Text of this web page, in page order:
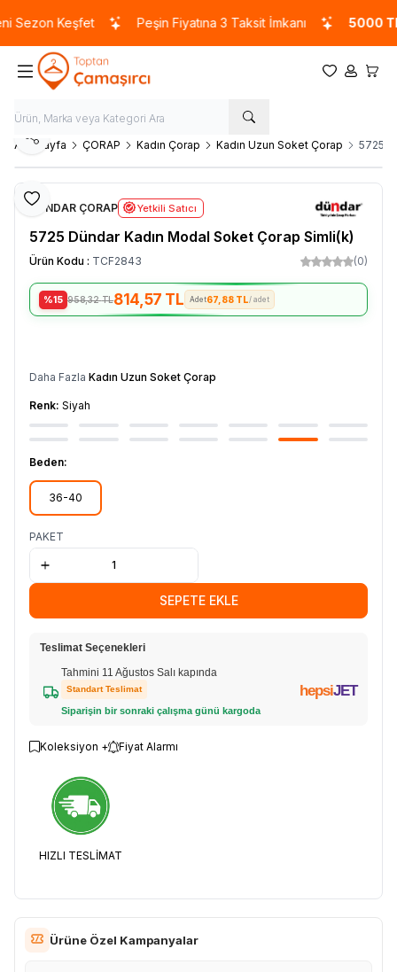
Keşfet Peşin Fiyatına 3 Taksit İmkanı 5000 TL
Favorilerim
Hesabım
Ana Sayfa ÇORAP Kadın Çorap Kadın Uzun Soket Çorap 5725
Favoriye Ekle
Paylaş
DÜNDAR ÇORAP Yetkili Satıcı
5725 Dündar Kadın Modal Soket Çorap Simli(k)
Ürün Kodu : TCF2843 (0)
%15 958,32TL814,57 TL 67,88 TL/ adet
Daha Fazla Kadın Uzun Soket Çorap
Renk: Siyah
Beden:
36-40
PAKET
SEPETE EKLE
Teslimat Seçenekleri
Tahmini 11 Ağustos Salı kapında
Standart Teslimat
Siparişin bir sonraki çalışma günü kargoda
hepsiJET
Koleksiyon + Fiyat Alarmı
HIZLI TESLİMAT
Ürüne Özel Kampanyalar